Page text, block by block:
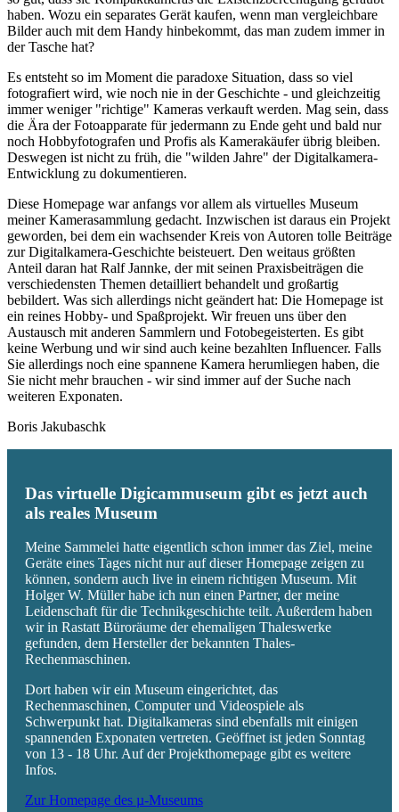
haben. Wozu ein separates Gerät kaufen, wenn man vergleichbare
Bilder auch mit dem Handy hinbekommt, das man zudem immer in
der Tasche hat?
Es entsteht so im Moment die paradoxe Situation, dass so viel
fotografiert wird, wie noch nie in der Geschichte - und gleichzeitig
immer weniger "richtige" Kameras verkauft werden. Mag sein, dass
die Ära der Fotoapparate für jedermann zu Ende geht und bald nur
noch Hobbyfotografen und Profis als Kamerakäufer übrig bleiben.
Deswegen ist nicht zu früh, die "wilden Jahre" der Digitalkamera-
Entwicklung zu dokumentieren.
Diese Homepage war anfangs vor allem als virtuelles Museum
meiner Kamerasammlung gedacht. Inzwischen ist daraus ein Projekt
geworden, bei dem ein wachsender Kreis von Autoren tolle Beiträge
zur Digitalkamera-Geschichte beisteuert. Den weitaus größten
Anteil daran hat Ralf Jannke, der mit seinen Praxisbeiträgen die
verschiedensten Themen detailliert behandelt und großartig
bebildert. Was sich allerdings nicht geändert hat: Die Homepage ist
ein reines Hobby- und Spaßprojekt. Wir freuen uns über den
Austausch mit anderen Sammlern und Fotobegeisterten. Es gibt
keine Werbung und wir sind auch keine bezahlten Influencer. Falls
Sie allerdings noch eine spannene Kamera herumliegen haben, die
Sie nicht mehr brauchen - wir sind immer auf der Suche nach
weiteren Exponaten.
Boris Jakubaschk
Das virtuelle Digicammuseum gibt es jetzt auch
als reales Museum
Meine Sammelei hatte eigentlich schon immer das Ziel, meine
Geräte eines Tages nicht nur auf dieser Homepage zeigen zu
können, sondern auch live in einem richtigen Museum. Mit
Holger W. Müller habe ich nun einen Partner, der meine
Leidenschaft für die Technikgeschichte teilt. Außerdem haben
wir in Rastatt Büroräume der ehemaligen Thaleswerke
gefunden, dem Hersteller der bekannten Thales-
Rechenmaschinen.
Dort haben wir ein Museum eingerichtet, das
Rechenmaschinen, Computer und Videospiele als
Schwerpunkt hat. Digitalkameras sind ebenfalls mit einigen
spannenden Exponaten vertreten. Geöffnet ist jeden Sonntag
von 13 - 18 Uhr. Auf der Projekthomepage gibt es weitere
Infos.
Zur Homepage des µ-Museums